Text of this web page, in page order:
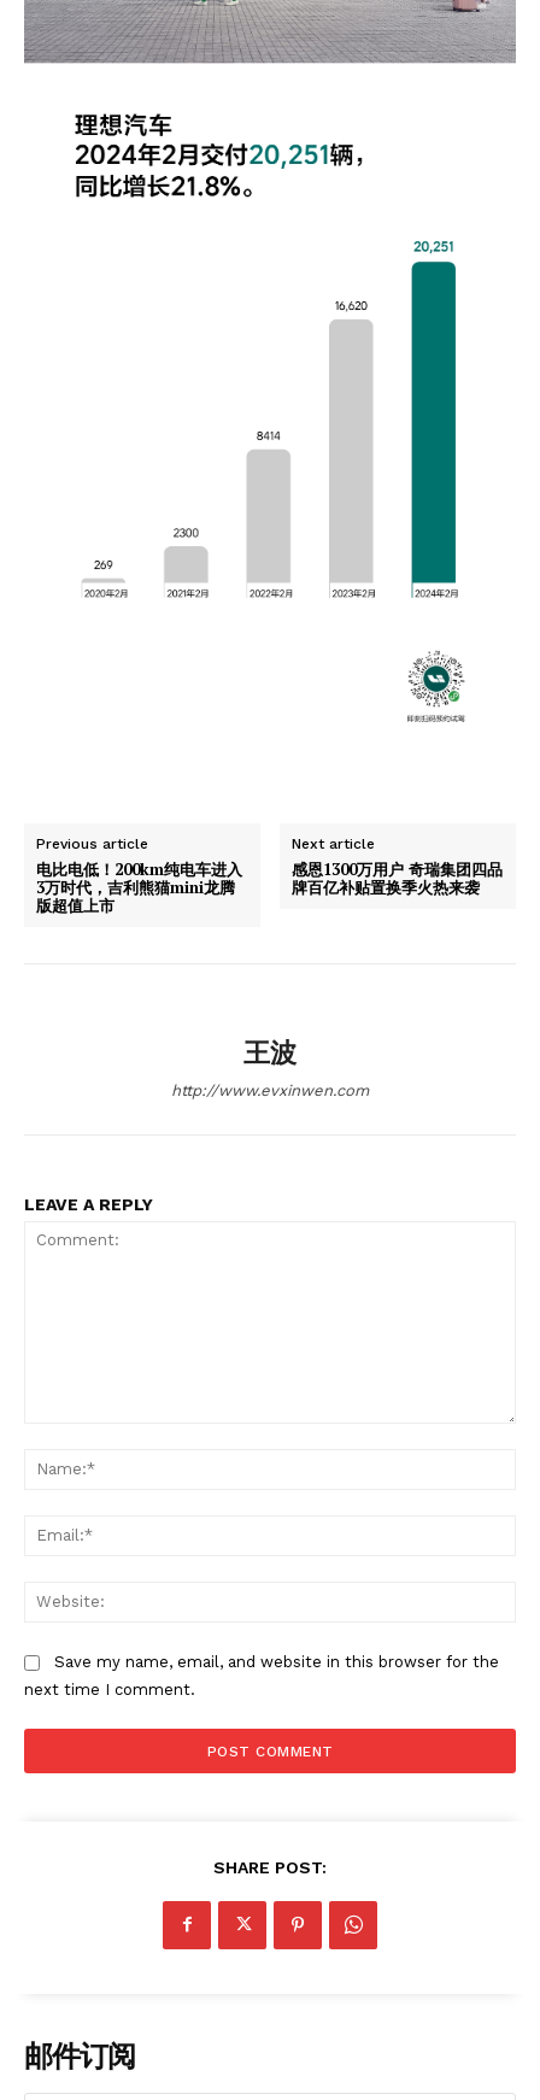
Previous article
电比电低！200km纯电车进入
3万时代，吉利熊猫mini龙腾
版超值上市
Next article
感恩1300万用户 奇瑞集团四品
牌百亿补贴置换季火热来袭
王波
http://www.evxinwen.com
LEAVE A REPLY
Save my name, email, and website in this browser for the
next time I comment.
SHARE POST:
邮件订阅